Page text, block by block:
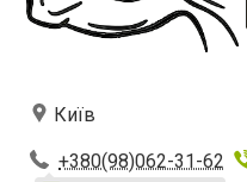
Київ
+380(98)062-31-62